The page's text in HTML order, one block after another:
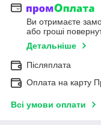
Ви отримаєте
або гроші
Детальніше
Післяплата
Оплата на карту
Всі умови оплати